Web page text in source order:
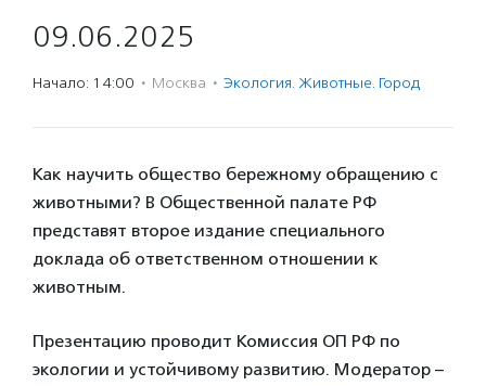
09.06.2025
Начало: 14:00 · Москва · Экология. Животные. Город
Как научить общество бережному обращению с
животными? В Общественной палате РФ
представят второе издание специального
доклада об ответственном отношении к
животным.
Презентацию проводит Комиссия ОП РФ по
экологии и устойчивому развитию. Модератор –